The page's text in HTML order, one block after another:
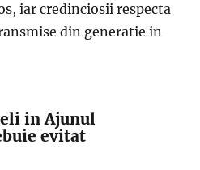
iar credinciosii respecta
din generatie in
in Ajunul
evitat